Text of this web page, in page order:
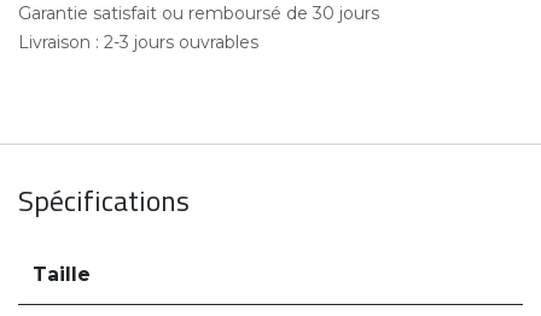
Garantie satisfait ou remboursé de 30 jours
Livraison : 2-3 jours ouvrables
Spécifications
Taille